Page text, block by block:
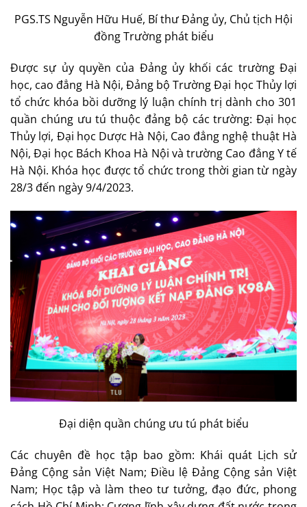
PGS.TS Nguyễn Hữu Huế, Bí thư Đảng ủy, Chủ tịch Hội
đồng Trường phát biểu
Được sự ủy quyền của Đảng ủy khối các trường Đại
học, cao đẳng Hà Nội, Đảng bộ Trường Đại học Thủy lợi
tổ chức khóa bồi dưỡng lý luận chính trị dành cho 301
quần chúng ưu tú thuộc đảng bộ các trường: Đại học
Thủy lợi, Đại học Dược Hà Nội, Cao đẳng nghệ thuật Hà
Nội, Đại học Bách Khoa Hà Nội và trường Cao đẳng Y tế
Hà Nội. Khóa học được tổ chức trong thời gian từ ngày
28/3 đến ngày 9/4/2023.
Đại diện quần chúng ưu tú phát biểu
Các chuyên đề học tập bao gồm: Khái quát Lịch sử
Đảng Cộng sản Việt Nam; Điều lệ Đảng Cộng sản Việt
Nam; Học tập và làm theo tư tưởng, đạo đức, phong